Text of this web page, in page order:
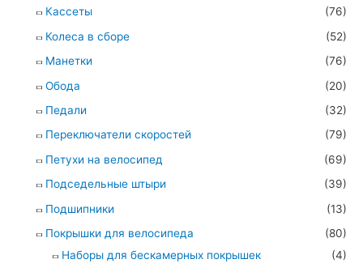
Кассеты
(76)
Колеса в сборе
(52)
Манетки
(76)
Обода
(20)
Педали
(32)
Переключатели скоростей
(79)
Петухи на велосипед
(69)
Подседельные штыри
(39)
Подшипники
(13)
Покрышки для велосипеда
(80)
Наборы для бескамерных покрышек
(4)